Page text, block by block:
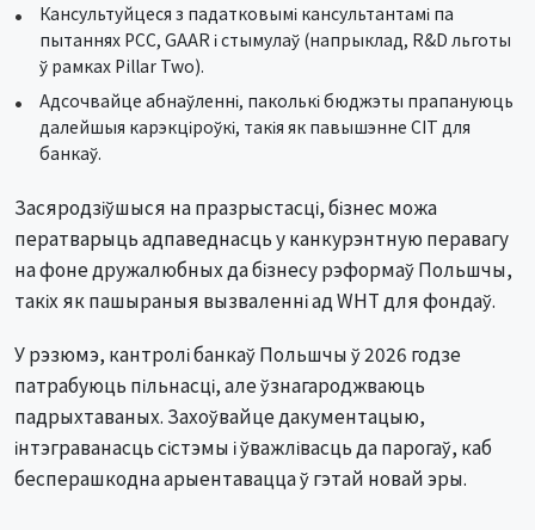
Кансультуйцеся з падатковымі кансультантамі па
пытаннях PCC, GAAR і стымулаў (напрыклад, R&D льготы
ў рамках Pillar Two).
Адсочвайце абнаўленні, паколькі бюджэты прапануюць
далейшыя карэкціроўкі, такія як павышэнне CIT для
банкаў.
Засяродзіўшыся на празрыстасці, бізнес можа
ператварыць адпаведнасць у канкурэнтную перавагу
на фоне дружалюбных да бізнесу рэформаў Польшчы,
такіх як пашыраныя вызваленні ад WHT для фондаў.
У рэзюмэ, кантролі банкаў Польшчы ў 2026 годзе
патрабуюць пільнасці, але ўзнагароджваюць
падрыхтаваных. Захоўвайце дакументацыю,
інтэграванасць сістэмы і ўважлівасць да парогаў, каб
бесперашкодна арыентавацца ў гэтай новай эры.